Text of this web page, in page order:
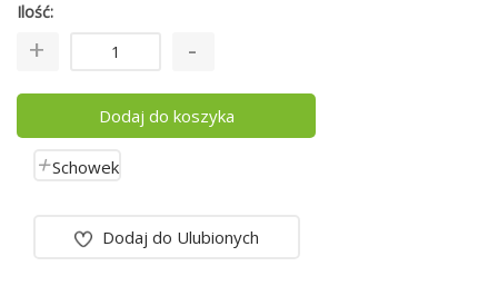
Ilość
Dodaj do koszyka
Schowek
Dodaj do Ulubionych